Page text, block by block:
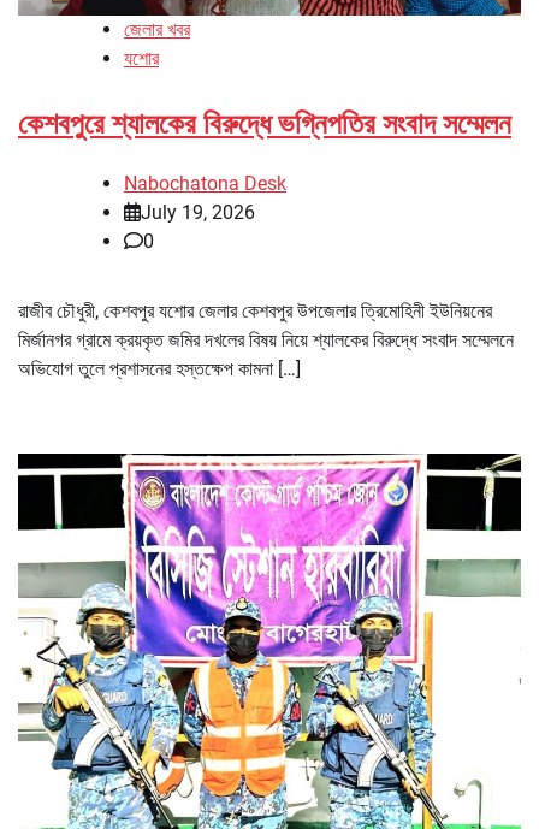
জেলার খবর
যশোর
কেশবপুরে শ্যালকের বিরুদ্ধে ভগ্নিপতির সংবাদ সম্মেলন
Nabochatona Desk
July 19, 2026
0
রাজীব চৌধুরী, কেশবপুর যশোর জেলার কেশবপুর উপজেলার ত্রিমোহিনী ইউনিয়নের
মির্জানগর গ্রামে ক্রয়কৃত জমির দখলের বিষয় নিয়ে শ্যালকের বিরুদ্ধে সংবাদ সম্মেলনে
অভিযোগ তুলে প্রশাসনের হস্তক্ষেপ কামনা […]